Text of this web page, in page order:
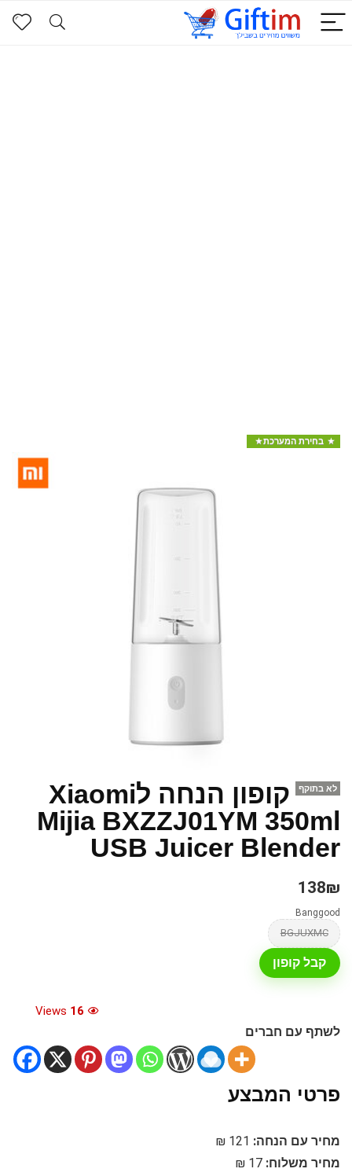
בחירת המערכת
לא בתוקף
קופון הנחה לXiaomi
Mijia BXZZJ01YM 350ml
USB Juicer Blender
138₪
Banggood
BGJUXMC
קבל קופון
16
לשתף עם חברים
פרטי המבצע
מחיר עם הנחה: 121 ₪
מחיר משלוח: 17 ₪